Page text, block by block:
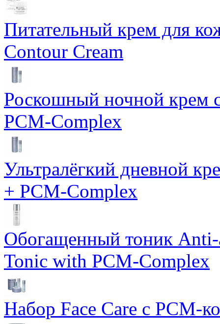
Питательный крем для
Contour Cream
Роскошный ночной крем
PCM-Complex
Ультралёгкий дневной
+ PCM-Complex
Обогащенный тоник Anti-
Tonic with PCM-Complex
Набор Face Care с PCM-